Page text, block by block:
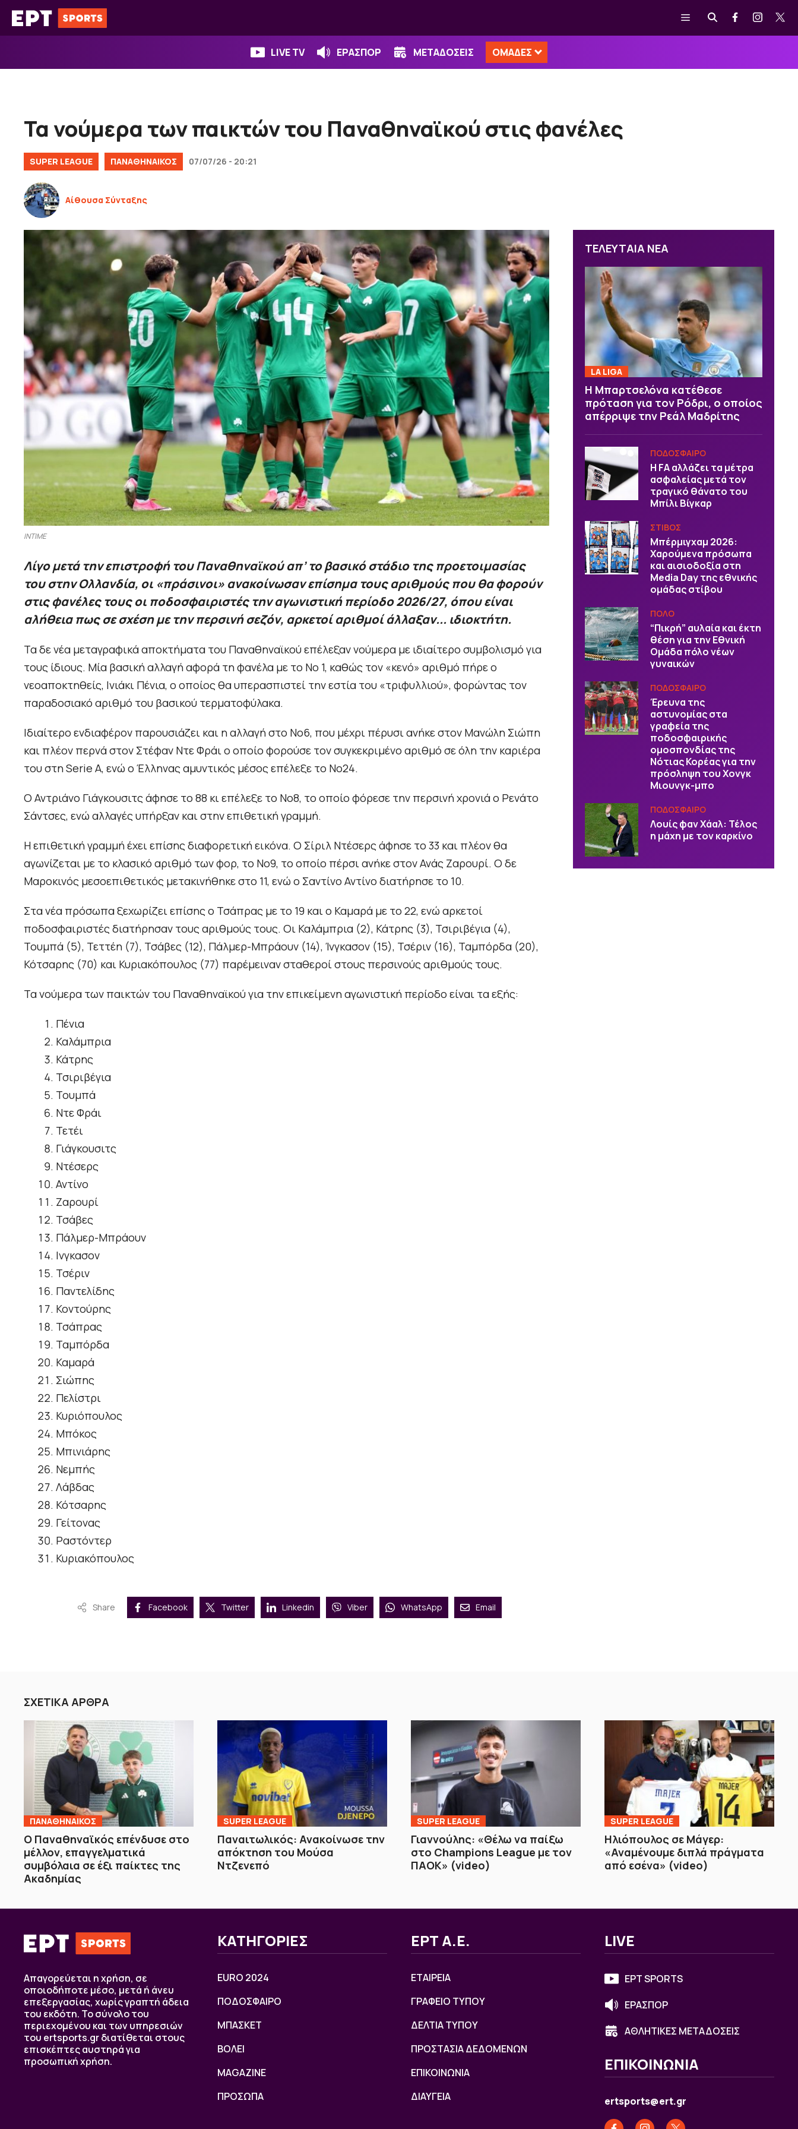
Μετάβαση
σε
Μενού
LIVE TV ΕΡΑΣΠΟΡ ΜΕΤΑΔΟΣΕΙΣ ΟΜΑΔΕΣ
Τα νούμερα των παικτών του Παναθηναϊκού στις φανέλες
SUPER LEAGUE ΠΑΝΑΘΗΝΑΙΚΟΣ 07/07/26 - 20:21
Αίθουσα Σύνταξης
INTIME
Λίγο μετά την επιστροφή του Παναθηναϊκού απ’ το βασικό στάδιο της προετοιμασίας
του στην Ολλανδία, οι «πράσινοι» ανακοίνωσαν επίσημα τους αριθμούς που θα φορούν
στις φανέλες τους οι ποδοσφαιριστές την αγωνιστική περίοδο 2026/27, όπου είναι
αλήθεια πως σε σχέση με την περσινή σεζόν, αρκετοί αριθμοί άλλαξαν... ιδιοκτήτη.
Τα δε νέα μεταγραφικά αποκτήματα του Παναθηναϊκού επέλεξαν νούμερα με ιδιαίτερο συμβολισμό για
τους ίδιους. Μία βασική αλλαγή αφορά τη φανέλα με το Νο 1, καθώς τον «κενό» αριθμό πήρε ο
νεοαποκτηθείς, Ινιάκι Πένια, ο οποίος θα υπερασπιστεί την εστία του «τριφυλλιού», φορώντας τον
παραδοσιακό αριθμό του βασικού τερματοφύλακα.
Ιδιαίτερο ενδιαφέρον παρουσιάζει και η αλλαγή στο Νο6, που μέχρι πέρυσι ανήκε στον Μανώλη Σιώπη
και πλέον περνά στον Στέφαν Ντε Φράι ο οποίο φορούσε τον συγκεκριμένο αριθμό σε όλη την καριέρα
του στη Serie A, ενώ ο Έλληνας αμυντικός μέσος επέλεξε το Νο24.
Ο Αντριάνο Γιάγκουσιτς άφησε το 88 κι επέλεξε το Νο8, το οποίο φόρεσε την περσινή χρονιά ο Ρενάτο
Σάντσες, ενώ αλλαγές υπήρξαν και στην επιθετική γραμμή.
Η επιθετική γραμμή έχει επίσης διαφορετική εικόνα. Ο Σίριλ Ντέσερς άφησε το 33 και πλέον θα
αγωνίζεται με το κλασικό αριθμό των φορ, το Νο9, το οποίο πέρσι ανήκε στον Ανάς Ζαρουρί. Ο δε
Μαροκινός μεσοεπιθετικός μετακινήθηκε στο 11, ενώ ο Σαντίνο Αντίνο διατήρησε το 10.
Στα νέα πρόσωπα ξεχωρίζει επίσης ο Τσάπρας με το 19 και ο Καμαρά με το 22, ενώ αρκετοί
ποδοσφαιριστές διατήρησαν τους αριθμούς τους. Οι Καλάμπρια (2), Κάτρης (3), Τσιριβέγια (4),
Τουμπά (5), Τεττέη (7), Τσάβες (12), Πάλμερ-Μπράουν (14), Ίνγκασον (15), Τσέριν (16), Ταμπόρδα (20),
Κότσαρης (70) και Κυριακόπουλος (77) παρέμειναν σταθεροί στους περσινούς αριθμούς τους.
Τα νούμερα των παικτών του Παναθηναϊκού για την επικείμενη αγωνιστική περίοδο είναι τα εξής:
Πένια
Καλάμπρια
Κάτρης
Τσιριβέγια
Τουμπά
Ντε Φράι
Τετέι
Γιάγκουσιτς
Ντέσερς
Αντίνο
Ζαρουρί
Τσάβες
Πάλμερ-Μπράουν
Ινγκασον
Τσέριν
Παντελίδης
Κοντούρης
Τσάπρας
Ταμπόρδα
Καμαρά
Σιώπης
Πελίστρι
Κυριόπουλος
Μπόκος
Μπινιάρης
Νεμπής
Λάβδας
Κότσαρης
Γείτονας
Ραστόντερ
Κυριακόπουλος
Share Facebook Twitter Linkedin Viber WhatsApp Email
ΤΕΛΕΥΤΑΙΑ ΝΕΑ
LA LIGA
Η Μπαρτσελόνα κατέθεσε
πρόταση για τον Ρόδρι, ο οποίος
απέρριψε την Ρεάλ Μαδρίτης
ΠΟΔΟΣΦΑΙΡΟ
Η FA αλλάζει τα μέτρα
ασφαλείας μετά τον
τραγικό θάνατο του
Μπίλι Βίγκαρ
ΣΤΙΒΟΣ
Μπέρμιγχαμ 2026:
Χαρούμενα πρόσωπα
και αισιοδοξία στη
Media Day της εθνικής
ομάδας στίβου
ΠΟΛΟ
“Πικρή” αυλαία και έκτη
θέση για την Εθνική
Ομάδα πόλο νέων
γυναικών
ΠΟΔΟΣΦΑΙΡΟ
Έρευνα της
αστυνομίας στα
γραφεία της
ποδοσφαιρικής
ομοσπονδίας της
Νότιας Κορέας για την
πρόσληψη του Χονγκ
Μιουνγκ-μπο
ΠΟΔΟΣΦΑΙΡΟ
Λουίς φαν Χάαλ: Τέλος
η μάχη με τον καρκίνο
ΣΧΕΤΙΚΑ ΑΡΘΡΑ
ΠΑΝΑΘΗΝΑΙΚΟΣ
Ο Παναθηναϊκός επένδυσε στο
μέλλον, επαγγελματικά
συμβόλαια σε έξι παίκτες της
Ακαδημίας
SUPER LEAGUE
Παναιτωλικός: Ανακοίνωσε την
απόκτηση του Μούσα
Ντζενεπό
SUPER LEAGUE
Γιαννούλης: «Θέλω να παίξω
στο Champions League με τον
ΠΑΟΚ» (video)
SUPER LEAGUE
Ηλιόπουλος σε Μάγερ:
«Αναμένουμε διπλά πράγματα
από εσένα» (video)
Απαγορεύεται η χρήση, σε
οποιοδήποτε μέσο, μετά ή άνευ
επεξεργασίας, χωρίς γραπτή άδεια
του εκδότη. Το σύνολο του
περιεχομένου και των υπηρεσιών
του ertsports.gr διατίθεται στους
επισκέπτες αυστηρά για
προσωπική χρήση.
ΚΑΤΗΓΟΡΙΕΣ
EURO 2024
ΠΟΔΟΣΦΑΙΡΟ
ΜΠΑΣΚΕΤ
ΒOΛΕΙ
MAGAZINE
ΠΡΟΣΩΠΑ
ΕΡΤ Α.Ε.
ΕΤΑΙΡΕΙΑ
ΓΡΑΦΕΙΟ ΤΥΠΟΥ
ΔΕΛΤΙΑ ΤΥΠΟΥ
ΠΡΟΣΤΑΣΙΑ ΔΕΔΟΜΕΝΩΝ
ΕΠΙΚΟΙΝΩΝΙΑ
ΔΙΑΥΓΕΙΑ
LIVE
ΕΡΤ SPORTS
ΕΡΑΣΠΟΡ
ΑΘΛΗΤΙΚΕΣ ΜΕΤΑΔΟΣΕΙΣ
ΕΠΙΚΟΙΝΩΝΙΑ
ertsports@ert.gr